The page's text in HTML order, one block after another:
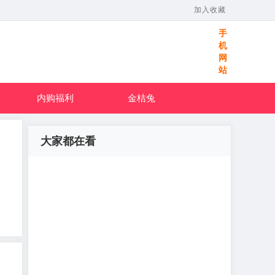
加入收藏
手
机
网
站
内购福利 金桔兔
大家都在看